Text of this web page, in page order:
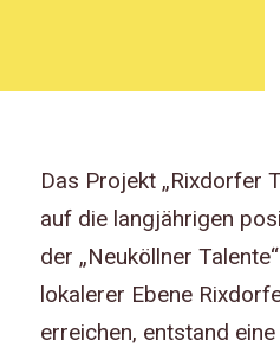
Das Projekt „Rixdorfer
auf die langjährigen
der „Neuköllner
lokalerer Ebene
erreichen, entstand